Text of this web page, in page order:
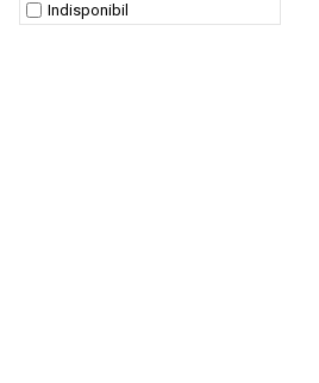
Indisponibil